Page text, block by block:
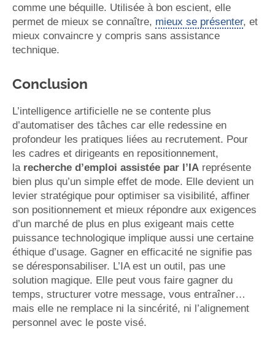
comme une béquille. Utilisée à bon escient, elle
permet de mieux se connaître, mieux se présenter, et
mieux convaincre y compris sans assistance
technique.
Conclusion
L’intelligence artificielle ne se contente plus
d’automatiser des tâches car elle redessine en
profondeur les pratiques liées au recrutement. Pour
les cadres et dirigeants en repositionnement,
la recherche d’emploi assistée par l’IA représente
bien plus qu’un simple effet de mode. Elle devient un
levier stratégique pour optimiser sa visibilité, affiner
son positionnement et mieux répondre aux exigences
d’un marché de plus en plus exigeant mais cette
puissance technologique implique aussi une certaine
éthique d’usage. Gagner en efficacité ne signifie pas
se déresponsabiliser. L’IA est un outil, pas une
solution magique. Elle peut vous faire gagner du
temps, structurer votre message, vous entraîner…
mais elle ne remplace ni la sincérité, ni l’alignement
personnel avec le poste visé.